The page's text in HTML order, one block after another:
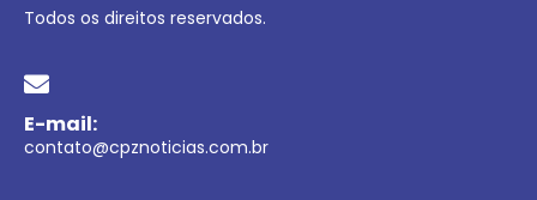
Todos os direitos reservados.
E-mail:
contato@cpznoticias.com.br